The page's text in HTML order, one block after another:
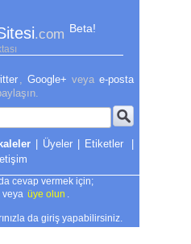
.com Beta!
Google+ veya e-posta
| Üyeler | Etiketler
|
cevap vermek için;
veya üye olun
da giriş yapabilirsiniz.